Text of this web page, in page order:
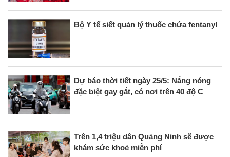
Bộ Y tế siết quản lý thuốc chứa fentanyl
Dự báo thời tiết ngày 25/5: Nắng nóng
đặc biệt gay gắt, có nơi trên 40 độ C
Trên 1,4 triệu dân Quảng Ninh sẽ được
khám sức khoẻ miễn phí